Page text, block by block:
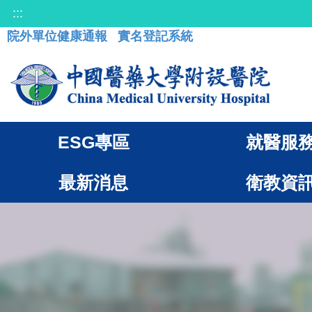
:::
院外單位健康通報
實名登記系統
ESG專區 就醫服
最新消息 衛教資